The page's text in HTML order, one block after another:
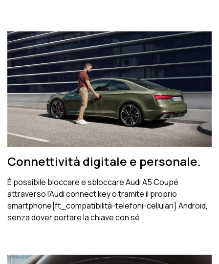
Connettività digitale e personale.
È possibile bloccare e sbloccare Audi A5 Coupé
attraverso l’Audi connect key o tramite il proprio
smartphone{ft_compatibilità-telefoni-cellulari} Android,
senza dover portare la chiave con sé.